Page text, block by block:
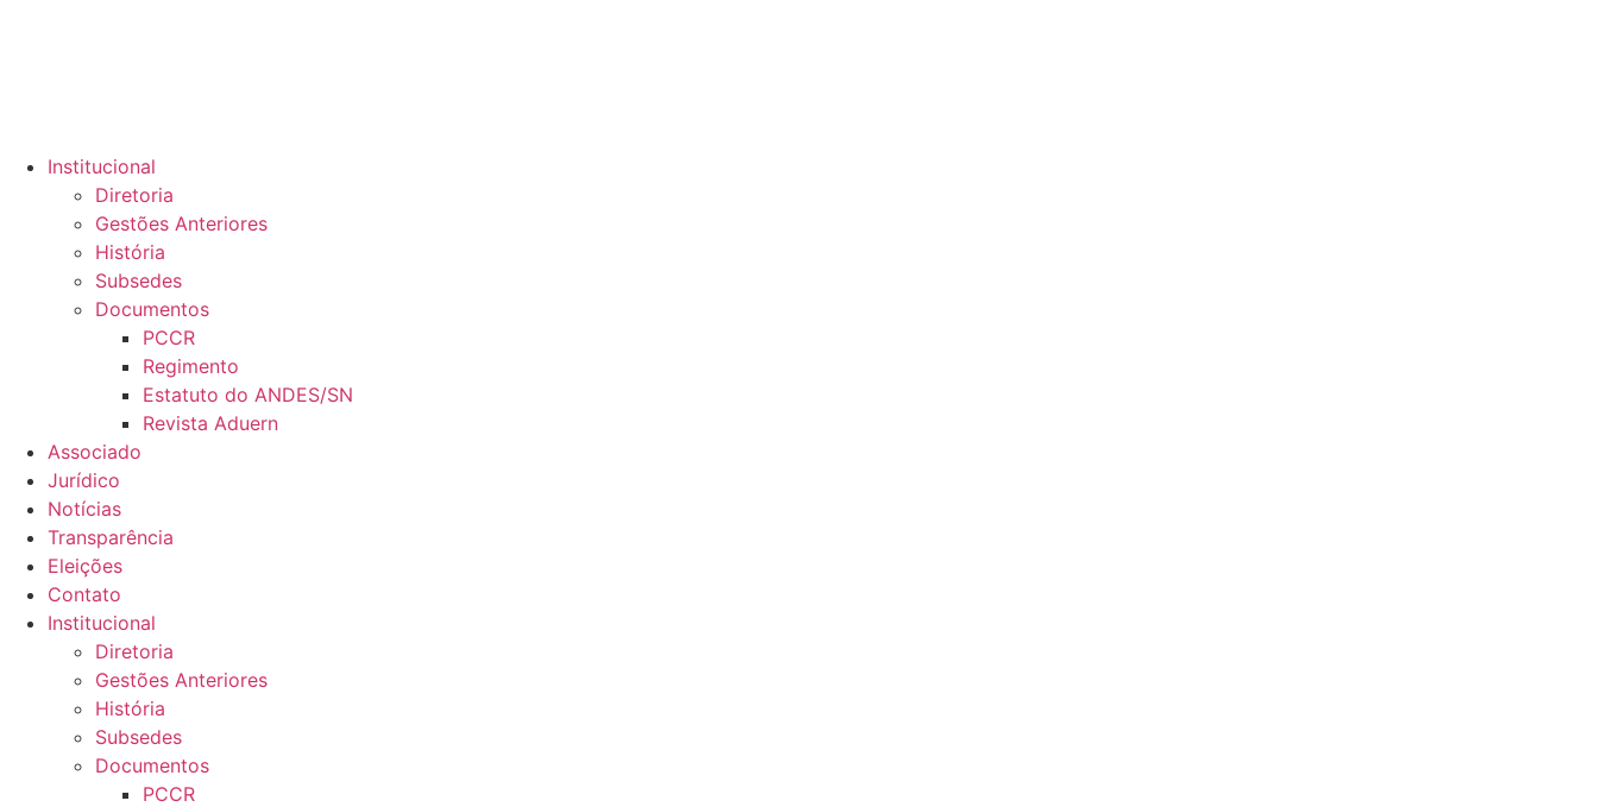
Institucional
Diretoria
Gestões Anteriores
História
Subsedes
Documentos
PCCR
Regimento
Estatuto do ANDES/SN
Revista Aduern
Associado
Jurídico
Notícias
Transparência
Eleições
Contato
Institucional
Diretoria
Gestões Anteriores
História
Subsedes
Documentos
PCCR